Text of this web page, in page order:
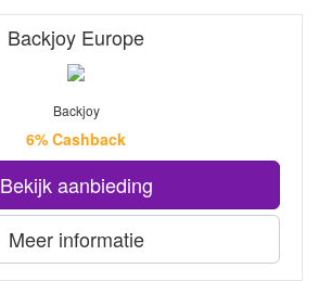
Backjoy Europe
Backjoy
6% Cashback
Bekijk aanbieding
Meer informatie